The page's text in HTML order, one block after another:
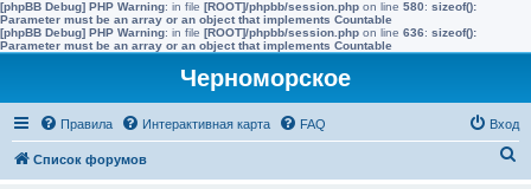
[phpBB Debug] PHP Warning: in file [ROOT]/phpbb/session.php on line 580: sizeof():
Parameter must be an array or an object that implements Countable
[phpBB Debug] PHP Warning: in file [ROOT]/phpbb/session.php on line 636: sizeof():
Parameter must be an array or an object that implements Countable
Черноморское
Правила Интерактивная карта FAQ Вход
Список форумов